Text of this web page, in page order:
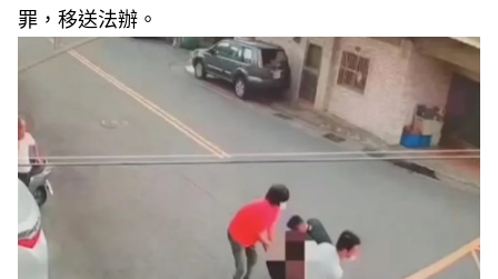
罪，移送法辦。